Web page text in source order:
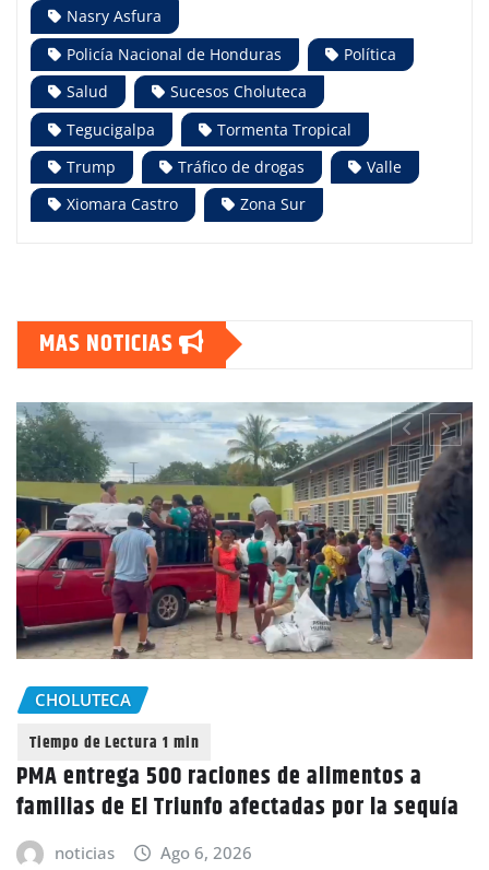
Nasry Asfura
Policía Nacional de Honduras
Política
Salud
Sucesos Choluteca
Tegucigalpa
Tormenta Tropical
Trump
Tráfico de drogas
Valle
Xiomara Castro
Zona Sur
MAS NOTICIAS
CHOLUTECA
PMA entrega 500 raciones de alimentos a
familias de El Triunfo afectadas por la sequía
noticias Ago 6, 2026